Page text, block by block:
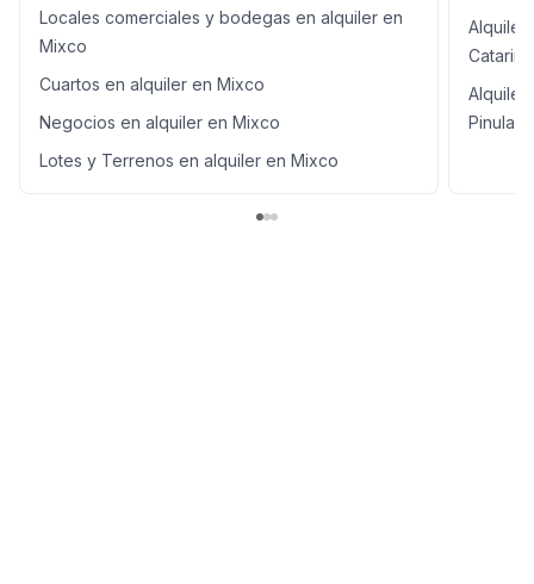
Locales comerciales y bodegas en alquiler en
Mixco
Cuartos en alquiler en Mixco
Negocios en alquiler en Mixco
Lotes y Terrenos en alquiler en Mixco
Pinula